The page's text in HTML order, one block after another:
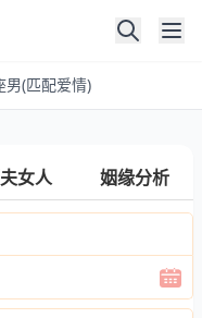
男(匹配爱情)
女人 姻缘分析